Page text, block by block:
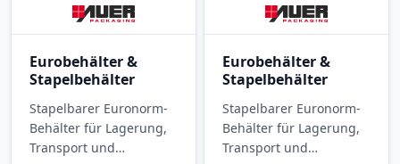
Eurobehälter &
Stapelbehälter
Stapelbarer Euronorm-
Behälter für Lagerung,
Transport und
Eurobehälter &
Stapelbehälter
Stapelbarer Euronorm-
Behälter für Lagerung,
Transport und